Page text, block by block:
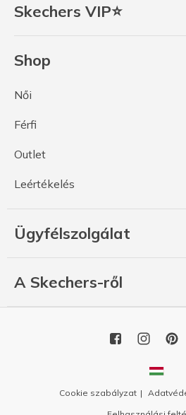
Skechers VIP⭐
Shop
Női
Férfi
Outlet
Leértékelés
Ügyfélszolgálat
A Skechers-ről
Cookie szabályzat